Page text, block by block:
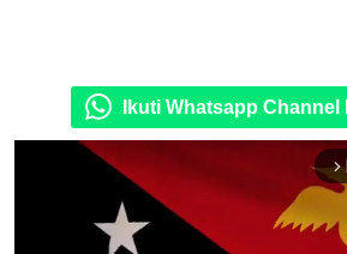
Ikuti Whatsapp Channel
arrow_forward_ios